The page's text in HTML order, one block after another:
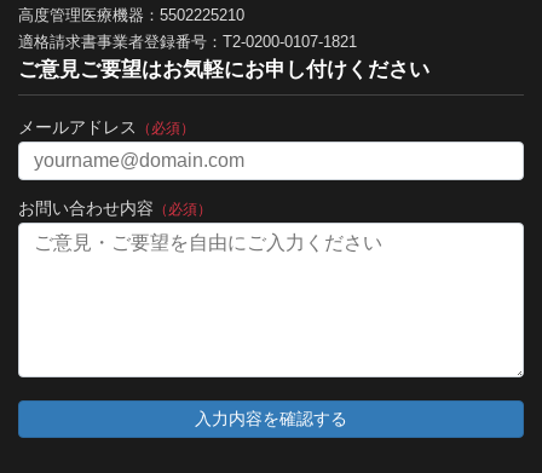
高度管理医療機器：5502225210
適格請求書事業者登録番号：T2-0200-0107-1821
ご意見ご要望はお気軽にお申し付けください
メールアドレス （必須）
お問い合わせ内容 （必須）